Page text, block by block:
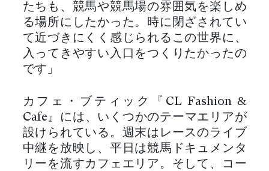
たちも、競馬や競馬場の雰囲気を楽しめ
る場所にしたかった。時に閉ざされてい
て近づきにくく感じられるこの世界に、
入ってきやすい入口をつくりたかったの
です」
カフェ・ブティック『CL Fashion &
Cafe』には、いくつかのテーマエリアが
設けられている。週末はレースのライブ
中継を放映し、平日は競馬ドキュメンタ
リーを流すカフェエリア。そして、コー